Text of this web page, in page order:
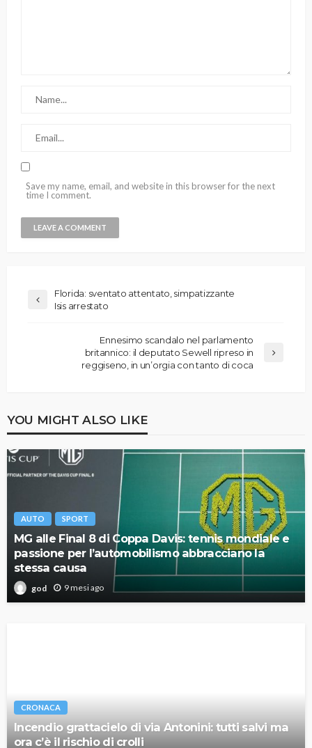
Save my name, email, and website in this browser for the next
time I comment.
Florida: sventato attentato, simpatizzante
Isis arrestato
Ennesimo scandalo nel parlamento
britannico: il deputato Sewell ripreso in
reggiseno, in un’orgia con tanto di coca
YOU MIGHT ALSO LIKE
AUTO SPORT
MG alle Final 8 di Coppa Davis: tennis mondiale e
passione per l’automobilismo abbracciano la
stessa causa
god 9 mesi ago
CRONACA
Incendio grattacielo di via Antonini: tutti salvi ma
ora c’è il rischio di crolli